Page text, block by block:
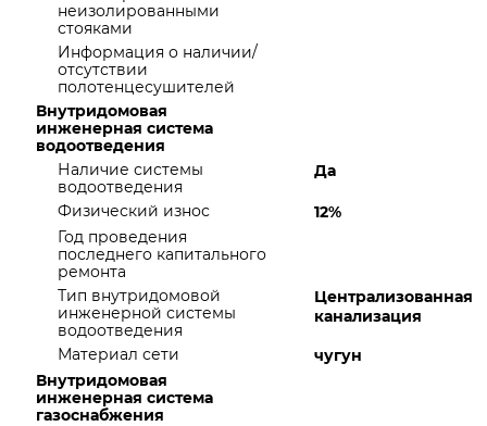
неизолированными
стояками
Информация о наличии/
отсутствии
полотенцесушителей
Внутридомовая
инженерная система
водоотведения
Наличие системы
водоотведения
Да
Физический износ
12%
Год проведения
последнего капитального
ремонта
Тип внутридомовой
инженерной системы
водоотведения
Централизованная
канализация
Материал сети
чугун
Внутридомовая
инженерная система
газоснабжения